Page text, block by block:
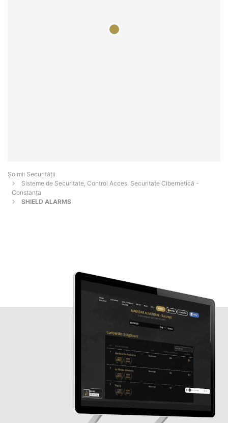
Șoimii Securității
Sisteme de Securitate, Control Acces, Securitate Cibernetică -
Constanţa
SHIELD ALARMS